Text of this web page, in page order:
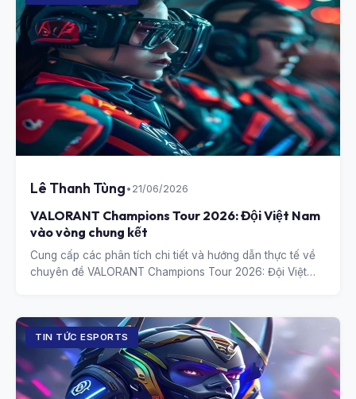
Lê Thanh Tùng • 21/06/2026
VALORANT Champions Tour 2026: Đội Việt Nam
vào vòng chung kết
Cung cấp các phân tích chi tiết và hướng dẫn thực tế về
chuyên đề VALORANT Champions Tour 2026: Đội Việt
TIN TỨC ESPORTS